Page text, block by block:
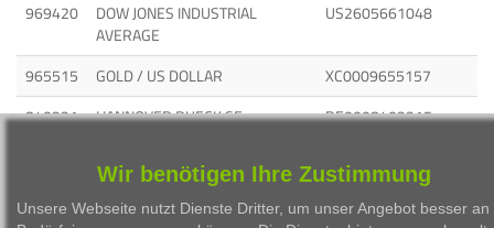
969420
DOW JONES INDUSTRIAL
AVERAGE
US2605661048
965515 GOLD / US DOLLAR
XC0009655157
840221
HANNOVER RUECK SE
DE0008402215
Wir benötigen Ihre Zustimmung
Unsere Webseite nutzt Dienste Dritter, um unser Angebot besser an